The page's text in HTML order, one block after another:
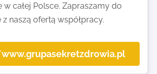
w całej Polsce. Zapraszamy do
z naszą ofertą współpracy.